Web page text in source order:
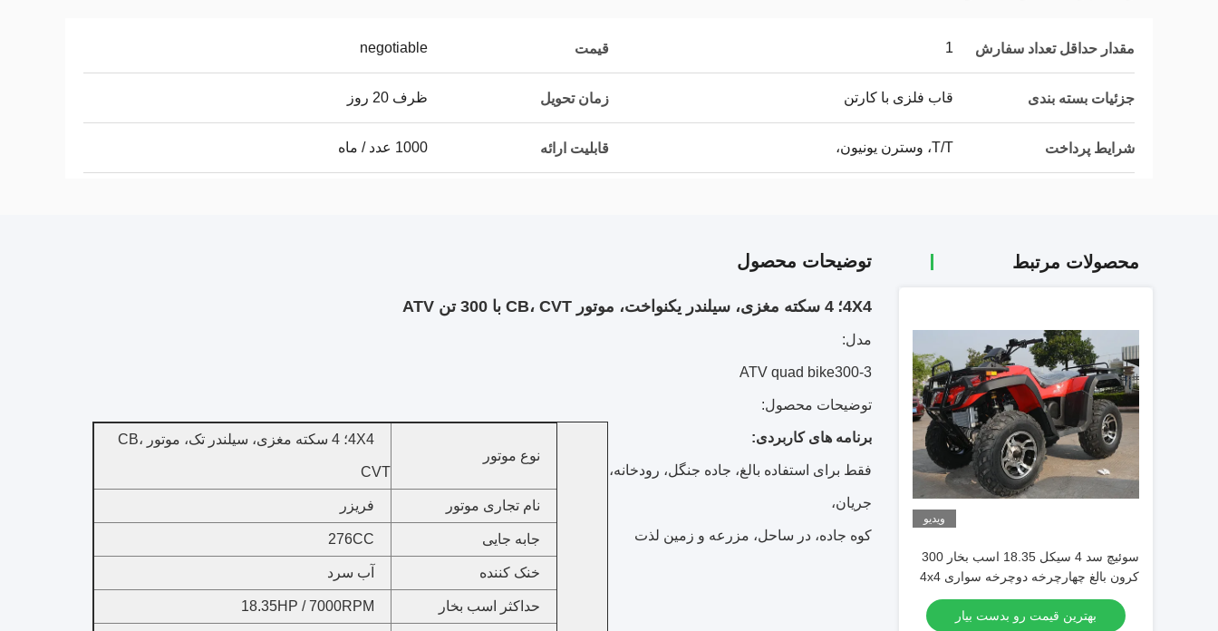
مقدار حداقل تعداد سفارش 1 قیمت negotiable
جزئیات بسته بندی قاب فلزی با کارتن زمان تحویل ظرف 20 روز
شرایط پرداخت T/T، وسترن یونیون، قابلیت ارائه 1000 عدد / ماه
محصولات مرتبط
ویدیو
سوئیچ سد 4 سیکل 18.35 اسب بخار 300
کرون بالغ چهارچرخه دوچرخه سواری 4x4
65km / H
بهترین قیمت رو بدست بیار
توضیحات محصول
4X4؛ 4 سکته مغزی، سیلندر یکنواخت، موتور CB، CVT با 300 تن ATV
مدل:
ATV quad bike300-3
توضیحات محصول:
نوع موتور
4X4؛ 4 سکته مغزی، سیلندر تک، موتور CB،
CVT
نام تجاری موتور فریزر
جابه جایی 276CC
خنک کننده آب سرد
حداکثر اسب بخار 18.35HP / 7000RPM
برنامه های کاربردی:
فقط برای استفاده بالغ، جاده جنگل، رودخانه،
جریان،
کوه جاده، در ساحل، مزرعه و زمین لذت